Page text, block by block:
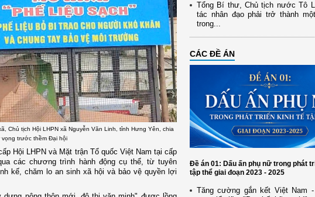
Chủ tịch Hội LHPN xã Nguyễn Văn Linh, tỉnh Hưng Yên, chia
vọng trước thềm Đại hội
Hội LHPN và Mặt trận Tổ quốc Việt Nam tại cấp
các chương trình hành động cụ thể, từ tuyên
kế, chăm lo an sinh xã hội và bảo vệ quyền lợi
Tổng Bí thư, Chủ tịch nước Tô
tác nhân đạo phải trở thành
trong...
CÁC ĐỀ ÁN
Đề án 01: Dấu ấn phụ nữ trong phát
tập thể giai đoạn 2023 - 2025
Tăng cường gắn kết Việt Nam